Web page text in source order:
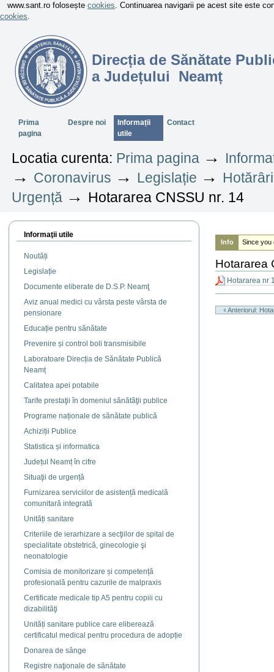
www.sant.ro folosește cookies. Continuarea navigarii pe acest site este
cookies.
Direcția de Sănătate
a Județului Neamț
SectiuniPrima
pagina
Despre noi
Informații
utile
Contact
Locatia curenta: Prima pagina →
→ Coronavirus → Legislație →
Urgență → Hotararea CNSSU nr. 14
Informaţii utile
Noutăți
Legislație
Documente eliberate de D.S.P. Neamţ
Aviz anual medici cu vârsta peste vârsta de
pensionare
Educație pentru sănătate
Prevenire și control boli transmisibile
Laboratoare Direcția de Sănătate Publică
Neamț
Calitatea apei potabile
Tarife prestaţii în domeniul sănătăţii publice
Programe naționale de sănătate publică
Achiziții Publice
Statistica și informatica
Județul Neamț în cifre
Situaţii de urgență
Furnizarea serviciilor de asistență medicală
comunitară integrată
Unități sanitare
Criteriile de ierarhizare a secţiilor de spital de
specialitate obstetrică, ginecologie şi
neonatologie
Comisia de monitorizare și competență
profesională pentru cazurile de malpraxis
Certificate medicale tip A5 pentru copiii cu
dizabilităţi
Unități sanitare publice care eliberează
certificatul medical pentru procedura de adopție
Donarea de sânge
Registre naţionale de sănătate
Info Since you
Hotararea
Hotararea nr
document
Anteriorul: